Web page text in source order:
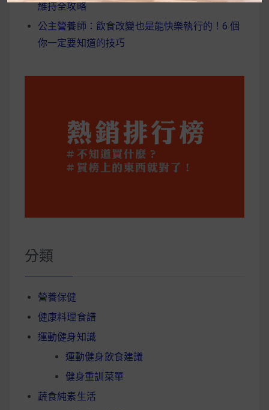
維持全攻略
公主營養師：飲食改變也是能快樂執行的！6 個
你一定要知道的技巧
分類
營養保健
健康料理食譜
運動健身知識
運動健身飲食建議
健身重訓菜單
蔬食純素生活